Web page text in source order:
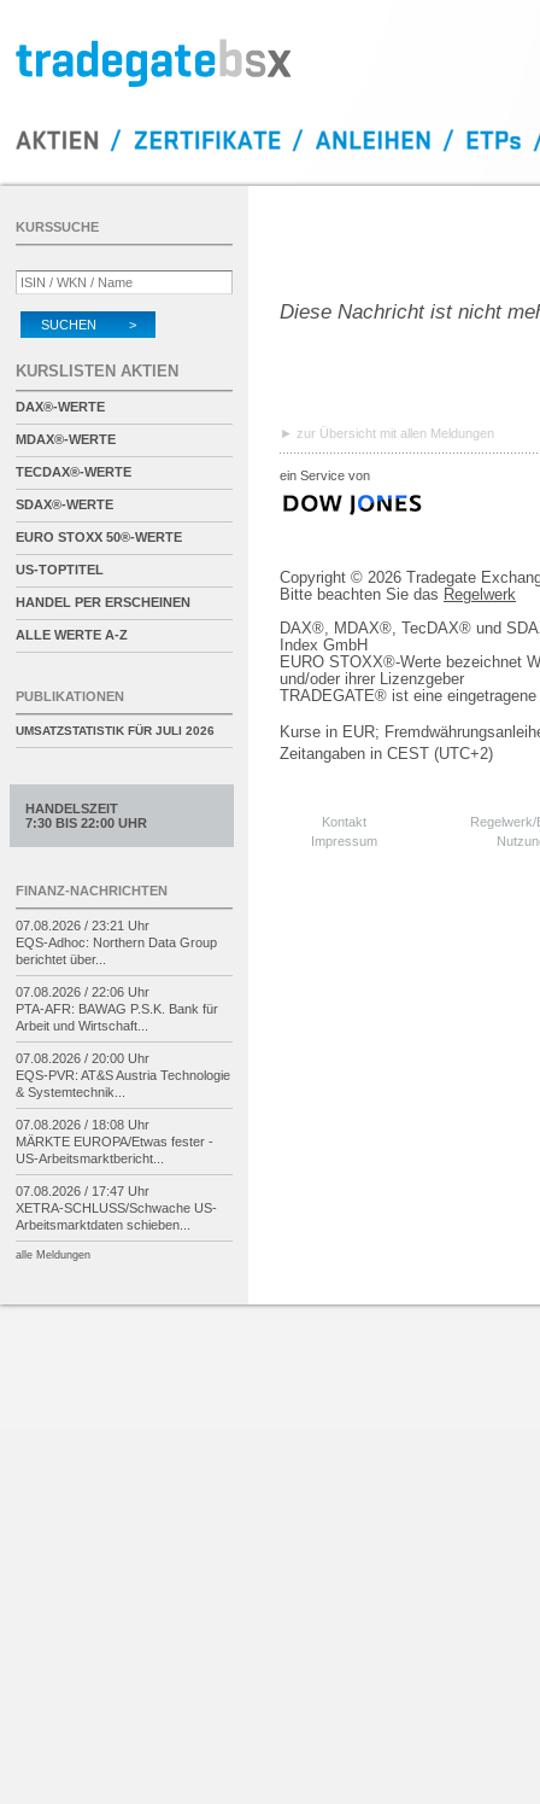
Diese Nachricht ist nicht
zur Übersicht mit allen Meldungen
ein Service von
Copyright © 2026 Tradegate
Bitte beachten Sie das Regelwerk
DAX®, MDAX®, TecDAX® und
Index GmbH
EURO STOXX®-Werte bezeichnet
und/oder ihrer Lizenzgeber
TRADEGATE® ist eine
Kurse in EUR;
Zeitangaben in CEST (UTC+2)
Kontakt
Impressum
KURSSUCHE
SUCHEN >
KURSLISTEN AKTIEN
DAX®-WERTE
MDAX®-WERTE
TECDAX®-WERTE
SDAX®-WERTE
EURO STOXX 50®-WERTE
US-TOPTITEL
HANDEL PER ERSCHEINEN
ALLE WERTE A-Z
PUBLIKATIONEN
UMSATZSTATISTIK FÜR JULI 2026
HANDELSZEIT
7:30 BIS 22:00 UHR
FINANZ-NACHRICHTEN
07.08.2026 / 23:21 Uhr
EQS-Adhoc: Northern Data Group
berichtet über...
07.08.2026 / 22:06 Uhr
PTA-AFR: BAWAG P.S.K. Bank für
Arbeit und Wirtschaft...
07.08.2026 / 20:00 Uhr
EQS-PVR: AT&S Austria Technologie
& Systemtechnik...
07.08.2026 / 18:08 Uhr
MÄRKTE EUROPA/Etwas fester -
US-Arbeitsmarktbericht...
07.08.2026 / 17:47 Uhr
XETRA-SCHLUSS/Schwache US-
Arbeitsmarktdaten schieben...
alle Meldungen